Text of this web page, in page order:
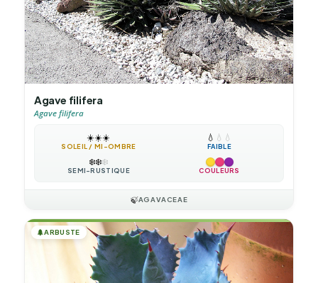
Agave filifera
Agave filifera
☀️☀️☀️
SOLEIL / MI-OMBRE
💧 💧 💧
FAIBLE
❄️❄️❄️
SEMI-RUSTIQUE COULEURS
🍃AGAVACEAE
🌲ARBUSTE